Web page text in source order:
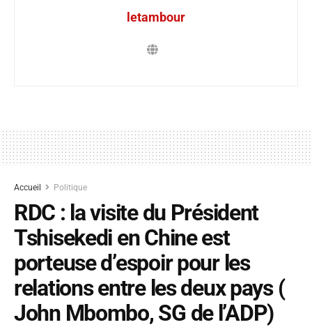
letambour
Accueil Politique
RDC : la visite du Président
Tshisekedi en Chine est
porteuse d’espoir pour les
relations entre les deux pays (
John Mbombo, SG de l’ADP)